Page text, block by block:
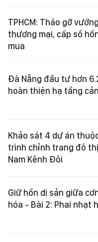
TPHCM: Tháo gỡ
thương mại, cấp sổ
mua
Đà Nẵng đầu tư hơn
hoàn thiện hạ tầng
Khảo sát 4 dự án
trình chỉnh trang đô
Nam Kênh Đôi
Giữ hồn di sản giữa
hóa - Bài 2: Phai nhạt